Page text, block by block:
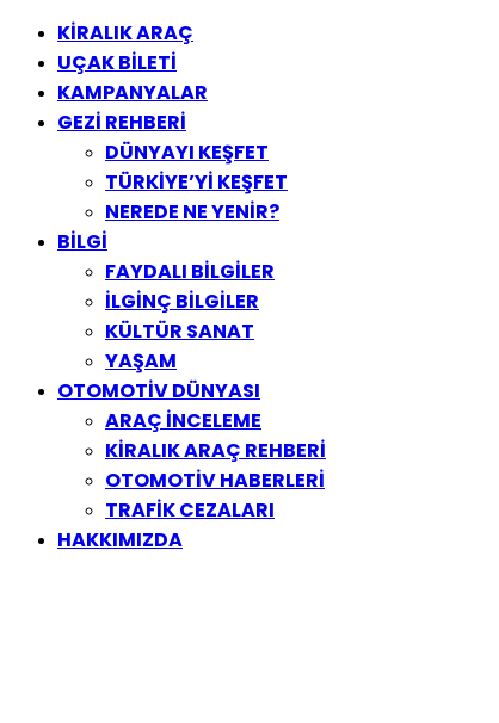
KİRALIK ARAÇ
UÇAK BİLETİ
KAMPANYALAR
GEZİ REHBERİ
DÜNYAYI KEŞFET
TÜRKİYE’Yİ KEŞFET
NEREDE NE YENİR?
BİLGİ
FAYDALI BİLGİLER
İLGİNÇ BİLGİLER
KÜLTÜR SANAT
YAŞAM
OTOMOTİV DÜNYASI
ARAÇ İNCELEME
KİRALIK ARAÇ REHBERİ
OTOMOTİV HABERLERİ
TRAFİK CEZALARI
HAKKIMIZDA